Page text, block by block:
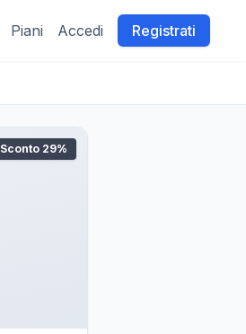
Piani Accedi Registrati
Sconto 29%